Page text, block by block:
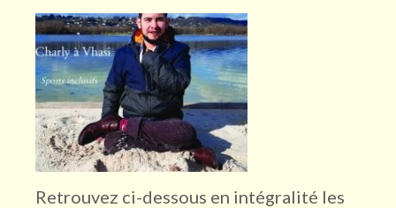
Retrouvez ci-dessous en intégralité les